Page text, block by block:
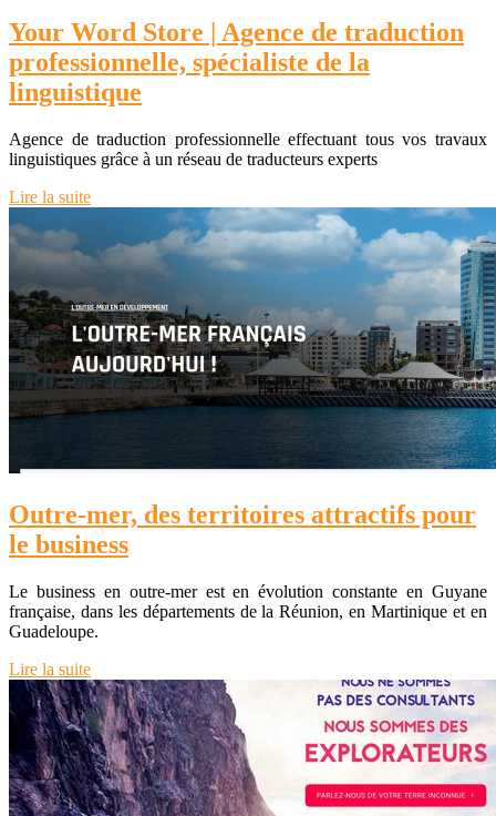
Your Word Store | Agence de traduction
professionnelle, spécialiste de la
linguistique
Agence de traduction professionnelle effectuant tous vos travaux
linguistiques grâce à un réseau de traducteurs experts
Lire la suite
Outre-mer, des territoires attractifs pour
le business
Le business en outre-mer est en évolution constante en Guyane
française, dans les départements de la Réunion, en Martinique et en
Guadeloupe.
Lire la suite